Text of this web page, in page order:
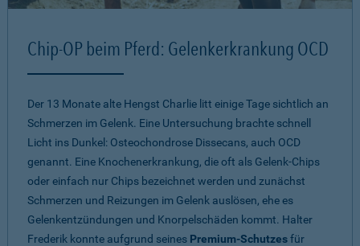
Chip-OP beim Pferd: Gelenkerkrankung OCD
Der 13 Monate alte Hengst Charlie litt einige Tage sichtlich an
Schmerzen im Gelenk. Eine Untersuchung brachte schnell
Licht ins Dunkel: Osteochondrose Dissecans, auch OCD
genannt. Eine Knochenerkrankung, die oft als Gelenk-Chips
oder einfach nur Chips bezeichnet werden und zunächst
Schmerzen und Reizungen im Gelenk auslösen, ehe es
Gelenkentzündungen und Knorpelschäden kommt. Halter
Frederik konnte aufgrund seines Premium-Schutzesfür